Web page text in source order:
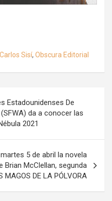
Carlos Sisí, Obscura Editorial
Estadounidenses De
da a conocer las
2021
5 de abril la novela
Brian McClellan, segunda
DE LA PÓLVORA